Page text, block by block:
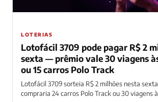
LOTERIAS
Lotofácil 3709 pode pagar R$ 2
sexta — prêmio vale 30 viagens
ou 15 carros Polo Track
Lotofácil 3709 sorteia R$ 2 milhões nesta
compraria 24 carros Polo Track ou 30 viagens